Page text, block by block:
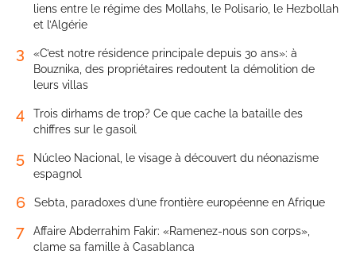
liens entre le régime des Mollahs, le Polisario, le Hezbollah
et l’Algérie
3
«C’est notre résidence principale depuis 30 ans»: à
Bouznika, des propriétaires redoutent la démolition de
leurs villas
4
Trois dirhams de trop? Ce que cache la bataille des
chiffres sur le gasoil
5
Núcleo Nacional, le visage à découvert du néonazisme
espagnol
6 Sebta, paradoxes d’une frontière européenne en Afrique
7
Affaire Abderrahim Fakir: «Ramenez-nous son corps»,
clame sa famille à Casablanca